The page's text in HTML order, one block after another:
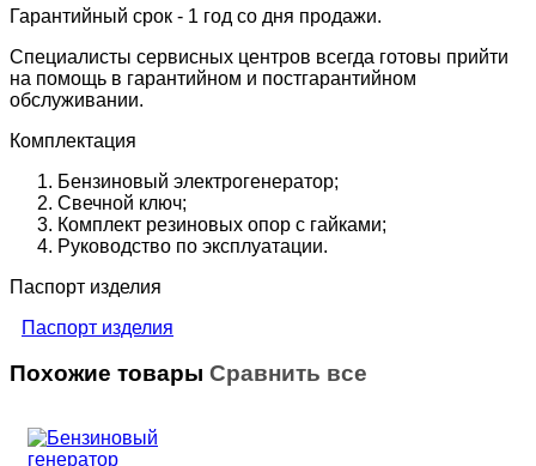
Гарантийный срок - 1 год со дня продажи.
Специалисты сервисных центров всегда готовы прийти
на помощь в гарантийном и постгарантийном
обслуживании.
Комплектация
Бензиновый электрогенератор;
Свечной ключ;
Комплект резиновых опор с гайками;
Руководство по эксплуатации.
Паспорт изделия
Паспорт изделия
Похожие товары Сравнить все